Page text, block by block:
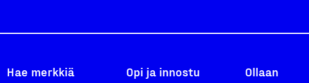
Hae merkkiä Opi ja innostu
Ollaan